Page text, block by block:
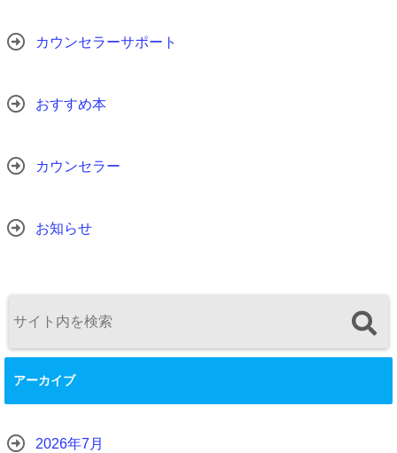
カウンセラーサポート
おすすめ本
カウンセラー
お知らせ
アーカイブ
2026年7月